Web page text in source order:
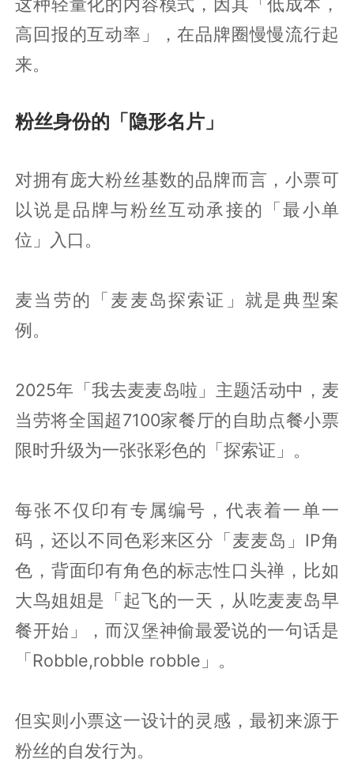
高回报的互动率」，在品牌圈慢慢流行起
来。
粉丝身份的「隐形名片」
对拥有庞大粉丝基数的品牌而言，小票可
以说是品牌与粉丝互动承接的「最小单
位」入口。
麦当劳的「麦麦岛探索证」就是典型案
例。
2025年「我去麦麦岛啦」主题活动中，麦
当劳将全国超7100家餐厅的自助点餐小票
限时升级为一张张彩色的「探索证」。
每张不仅印有专属编号，代表着一单一
码，还以不同色彩来区分「麦麦岛」IP角
色，背面印有角色的标志性口头禅，比如
大鸟姐姐是「起飞的一天，从吃麦麦岛早
餐开始」，而汉堡神偷最爱说的一句话是
「Robble,robble robble」。
但实则小票这一设计的灵感，最初来源于
粉丝的自发行为。